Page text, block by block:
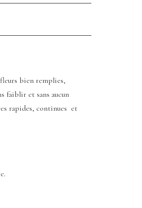
bien remplies,
faiblir et sans aucun
rapides, continues et